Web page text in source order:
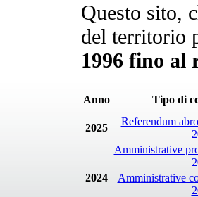
Questo sito,
del territorio
1996 fino al
Anno
Tipo di
2025
Referendum
2024
Amministrative
Amministrative